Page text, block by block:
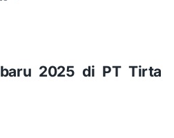
2025 di PT Tirta